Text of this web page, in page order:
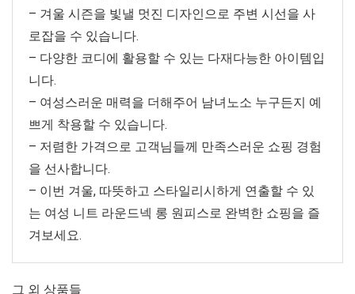
– 겨울 시즌을 빛낼 멋진 디자인으로 주변 시선을 사
로잡을 수 있습니다.
– 다양한 코디에 활용할 수 있는 다재다능한 아이템입
니다.
– 여성스러운 매력을 더해주어 남녀노소 누구든지 예
쁘게 착용할 수 있습니다.
– 저렴한 가격으로 고객님들께 만족스러운 쇼핑 경험
을 선사합니다.
– 이번 겨울, 따뜻하고 스타일리시하게 연출할 수 있
는 여성 니트 라운드넥 롱 원피스로 완벽한 쇼핑을 즐
겨보세요.
그 외 상품들